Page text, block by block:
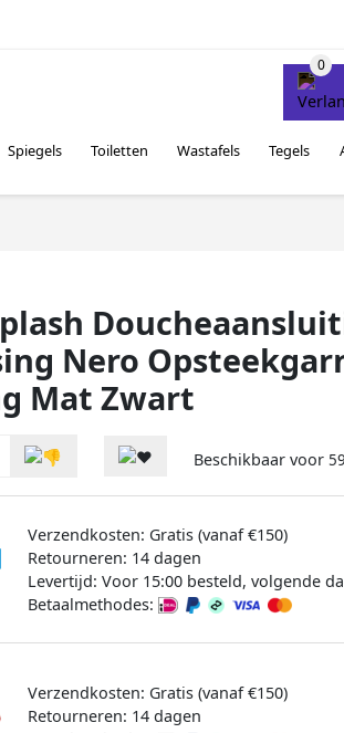
Spiegels Toiletten Wastafels Tegels
Nero
Mat Zwart
Beschikbaar voor
Verzendkosten: Gratis (vanaf €150)
Retourneren: 14 dagen
Levertijd: Voor 15:00 besteld, volgende
Betaalmethodes:
Verzendkosten: Gratis (vanaf €150)
Retourneren: 14 dagen